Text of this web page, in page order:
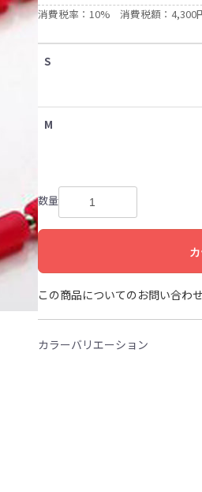
消費税率：10% 消費税額：4,300
S
M
数量
この商品についてのお問い合わせ
カラーバリエーション